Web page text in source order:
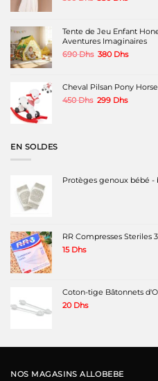
500 Dhs.380
Tente de Jeu Enfant
Aventures Imaginaires
690Dhs Le
était :
690 Dhs.
380 DhsLe
est :
380 Dhs.
Cheval Pilsan Pony
450Dhs Le
299 DhsLe
EN SOLDES
Protèges genoux bébé -
RR Compresses Steriles
15 Dhs
Coton-tige Bâtonnets
20 Dhs
NOS MAGASINS ALLOBEBE